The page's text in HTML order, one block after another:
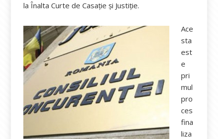
la Înalta Curte de Casaţie şi Justiţie.
Ace
sta
est
e
pri
mul
pro
ces
fina
liza